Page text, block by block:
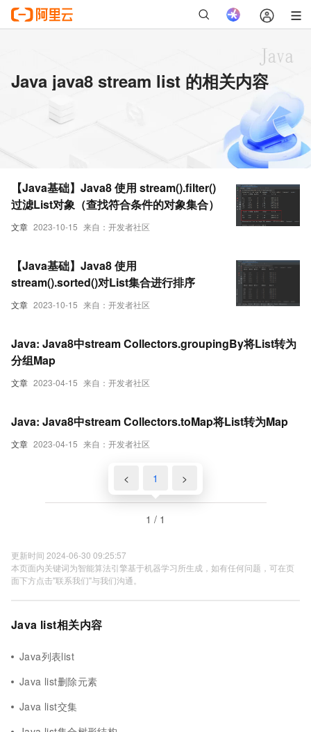
Java java8 stream list 的相关内容
文章 2023-10-15 来自：开发者社区
【Java基础】Java8 使用 stream().filter()
过滤List对象（查找符合条件的对象集合）
文章 2023-10-15 来自：开发者社区
【Java基础】Java8 使用
stream().sorted()对List集合进行排序
文章 2023-04-15 来自：开发者社区
Java: Java8中stream Collectors.groupingBy将List转为
分组Map
文章 2023-04-15 来自：开发者社区
Java: Java8中stream Collectors.toMap将List转为Map
< 1 >
1 / 1
更新时间 2024-06-30 09:25:57
本页面内关键词为智能算法引擎基于机器学习所生成，如有任何问题，可在页
面下方点击"联系我们"与我们沟通。
Java list相关内容
Java列表list
Java list删除元素
Java list交集